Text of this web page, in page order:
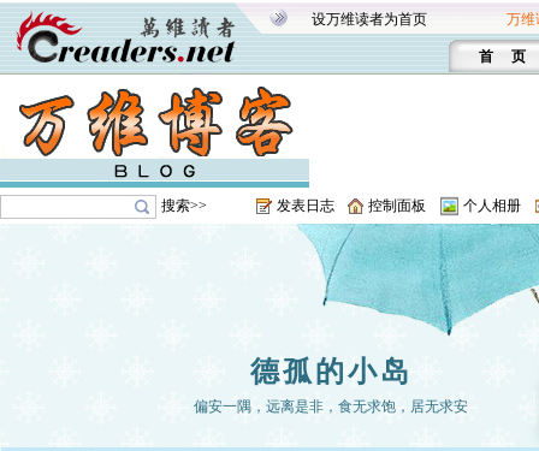
设万维读者为首页 万维
首 页
搜索>> 发表日志 控制面板 个人相册
德孤的小岛
偏安一隅，远离是非，食无求饱，居无求安